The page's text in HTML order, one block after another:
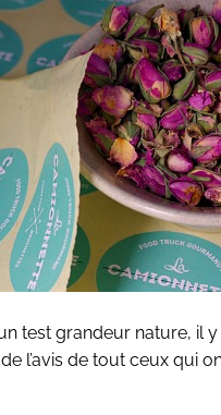
test grandeur nature, il
l’avis de tout ceux qui